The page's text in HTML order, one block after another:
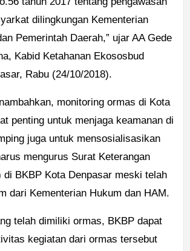
dilingkungan Kementerian
Pemerintah Daerah,” ujar AA Gede
Kabid Ketahanan Ekososbud
Rabu (24/10/2018).
monitoring ormas di Kota
penting untuk menjaga keamanan di
juga untuk mensosialisasikan
mengurus Surat Keterangan
di BKBP Kota Denpasar meski telah
dari Kementerian Hukum dan HAM.
telah dimiliki ormas, BKBP dapat
kegiatan dari ormas tersebut